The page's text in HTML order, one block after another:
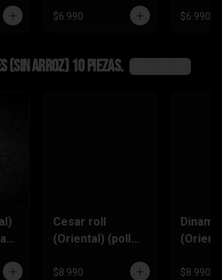
tempura,
$6.990
,queso
$6.990
ARROZ) 10 piezas.
Cesar roll
(Oriental) (pollo
crema,ciboulette
$8.990
,queso
$8.990